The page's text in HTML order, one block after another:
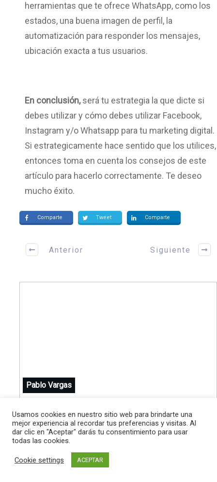
herramientas que te ofrece WhatsApp, como los
estados, una buena imagen de perfil, la
automatización para responder los mensajes,
ubicación exacta a tus usuarios.
En conclusión,será tu estrategia la que dicte si
debes utilizar y cómo debes utilizar Facebook,
Instagram y/o Whatsapp para tu marketing digital.
Si estrategicamente hace sentido que los utilices,
entonces toma en cuenta los consejos de este
artículo para hacerlo correctamente. Te deseo
mucho éxito.
Comparte Tweet Comparte
Anterior Siguiente
Pablo Vargas
Sobre el Autor
mundo del marketing digital, hoy en día Pablo
Usamos cookies en nuestro sitio web para brindarte una
mejor experiencia al recordar tus preferencias y visitas. Al
dar clic en "Aceptar" darás tu consentimiento para usar
todas las cookies.
Cookie settings ACEPTAR